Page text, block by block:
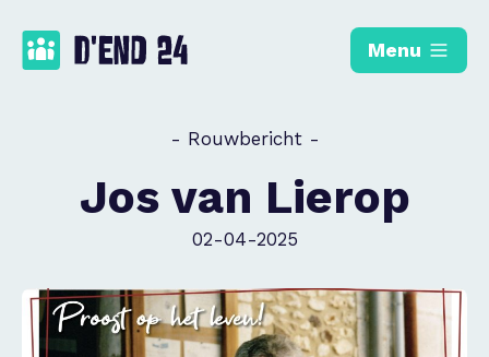
Menu
- Rouwbericht -
Jos van Lierop
02-04-2025